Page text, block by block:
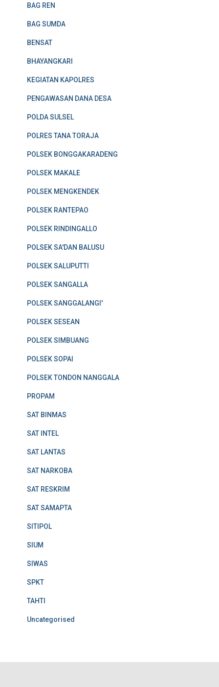
BAG REN
BAG SUMDA
BENSAT
BHAYANGKARI
KEGIATAN KAPOLRES
PENGAWASAN DANA DESA
POLDA SULSEL
POLRES TANA TORAJA
POLSEK BONGGAKARADENG
POLSEK MAKALE
POLSEK MENGKENDEK
POLSEK RANTEPAO
POLSEK RINDINGALLO
POLSEK SA'DAN BALUSU
POLSEK SALUPUTTI
POLSEK SANGALLA
POLSEK SANGGALANGI'
POLSEK SESEAN
POLSEK SIMBUANG
POLSEK SOPAI
POLSEK TONDON NANGGALA
PROPAM
SAT BINMAS
SAT INTEL
SAT LANTAS
SAT NARKOBA
SAT RESKRIM
SAT SAMAPTA
SITIPOL
SIUM
SIWAS
SPKT
TAHTI
Uncategorised